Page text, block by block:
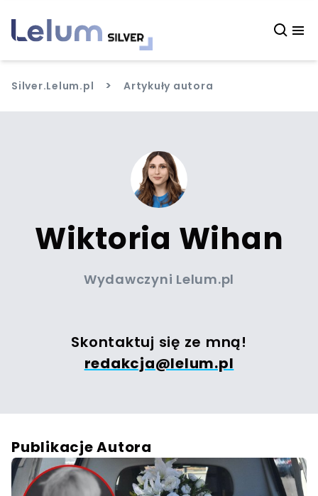
Silver.Lelum.pl > Artykuły autora
Wiktoria Wihan
Wydawczyni Lelum.pl
Skontaktuj się ze mną!
redakcja@lelum.pl
Publikacje Autora